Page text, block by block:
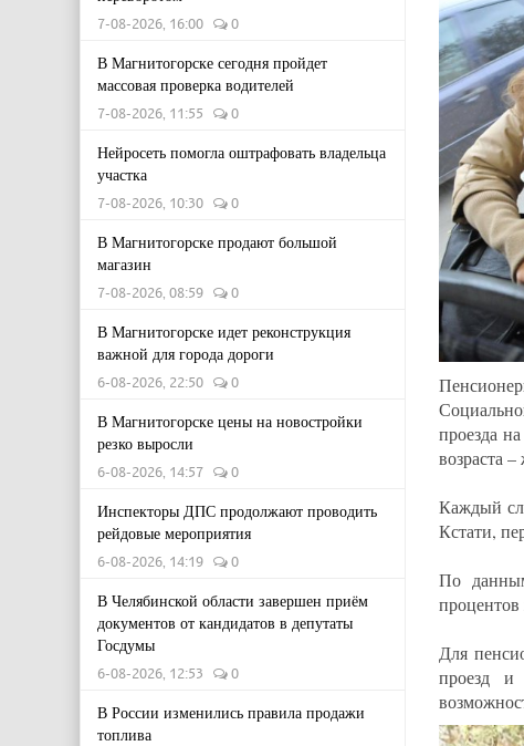
7-08-2026, 16:00 0
В Магнитогорске сегодня пройдет
массовая проверка водителей
7-08-2026, 11:55 0
Нейросеть помогла оштрафовать владельца
участка
7-08-2026, 10:30 0
В Магнитогорске продают большой
магазин
7-08-2026, 08:59 0
В Магнитогорске идет реконструкция
важной для города дороги
6-08-2026, 22:50 0
В Магнитогорске цены на новостройки
резко выросли
6-08-2026, 14:57 0
Инспекторы ДПС продолжают проводить
рейдовые мероприятия
6-08-2026, 14:19 0
В Челябинской области завершен приём
документов от кандидатов в депутаты
Госдумы
6-08-2026, 12:53 0
В России изменились правила продажи
топлива
проезда на
возраста
Каждый
Кстати,
По
Для
проезд и